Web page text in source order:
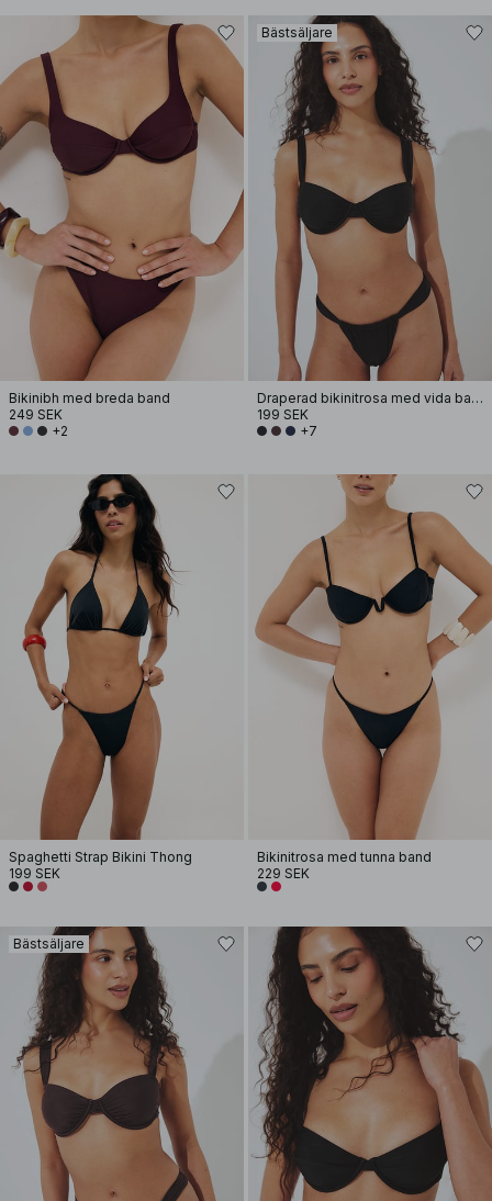
Bikinibh med breda band
249 SEK
+2
Bästsäljare
Draperad bikinitrosa med vida band
199 SEK
+7
Spaghetti Strap Bikini Thong
199 SEK
Bikinitrosa med tunna band
229 SEK
Bästsäljare